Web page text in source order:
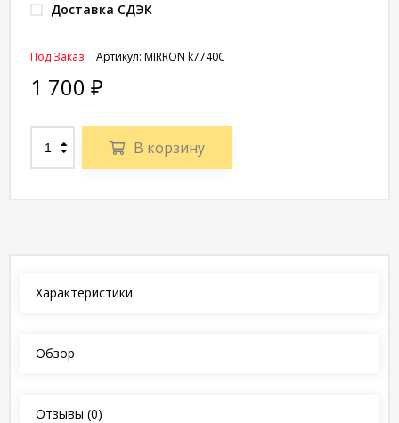
Доставка СДЭК
Артикул: MIRRON k7740С
Под Заказ
1 700 ₽
В корзину
Характеристики
Обзор
Отзывы (0)